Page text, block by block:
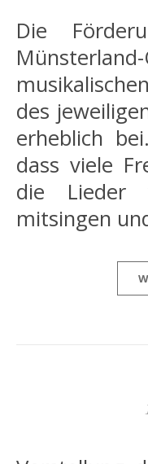
Die Förderung der Sparkasse
des
erheblich
dass viele
die Lieder
mitsingen